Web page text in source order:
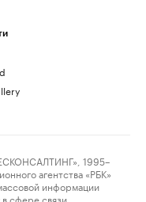
1995–
агентства «РБК»
информации
сфере связи,